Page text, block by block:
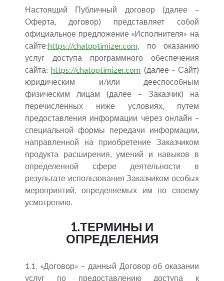
Настоящий Публичный договор (далее –
Оферта, договор) представляет собой
официальное предложение «Исполнителя» на
сайте:https://chatoptimizer.com, по оказанию
услуг доступа программного обеспечения
сайта:https://chatoptimizer.com (далее - Сайт)
юридическим и/или дееспособным
физическим лицам (далее – Заказчик) на
перечисленных ниже условиях, путем
предоставления информации через онлайн –
специальной формы передачи информации,
направленной на приобретение Заказчиком
продукта расширения, умений и навыков в
определенной сфере деятельности в
результате использования Заказчиком особых
мероприятий, определяемых им по своему
усмотрению.
1.ТЕРМИНЫ И
ОПРЕДЕЛЕНИЯ
1.1. «Договор» – данный Договор об оказании
услуг по предоставлению доступа к